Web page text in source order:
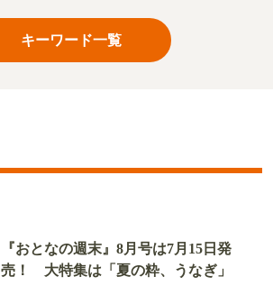
キーワード一覧
『おとなの週末』8月号は7月15日発
売！ 大特集は「夏の粋、うなぎ」